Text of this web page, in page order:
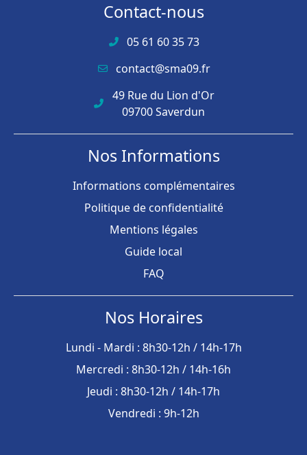
Contact-nous
05 61 60 35 73
contact@sma09.fr
49 Rue du Lion d'Or
09700 Saverdun
Nos Informations
Informations complémentaires
Politique de confidentialité
Mentions légales
Guide local
FAQ
Nos Horaires
Lundi - Mardi : 8h30-12h / 14h-17h
Mercredi : 8h30-12h / 14h-16h
Jeudi : 8h30-12h / 14h-17h
Vendredi : 9h-12h